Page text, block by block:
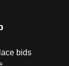
bids